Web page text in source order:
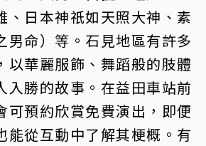
、日本神祇如天照大神、素
男命）等。石見地區有許多
以華麗服飾、舞蹈般的肢體
入勝的故事。在益田車站前
可預約欣賞免費演出，即便
能從互動中了解其梗概。有